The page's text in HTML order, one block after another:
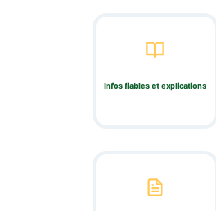
Infos fiables et explications